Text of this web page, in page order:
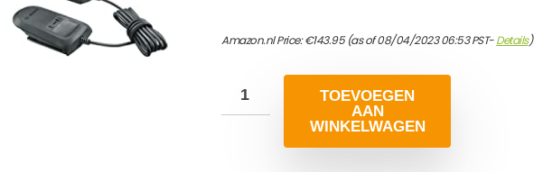
Amazon.nl Price:€143.95(as of 08/04/2023 06:53 PST-Details)
TOEVOEGEN
AAN
WINKELWAGEN